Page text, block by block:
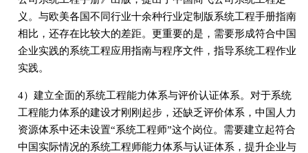
义。与欧美各国不同行业十余种行业定制版系统工程手册指南
相比，还存在比较大的差距。更重要的是，需要形成符合中国
企业实践的系统工程应用指南与程序文件，指导系统工程作业
实践。
4）建立全面的系统工程能力体系与评价认证体系。对于系统
工程能力体系的建设才刚刚起步，还缺乏评价体系，中国人力
资源体系中还未设置“系统工程师”这个岗位。需要建立起符合
中国实际情况的系统工程师能力体系与认证体系，提升企业与